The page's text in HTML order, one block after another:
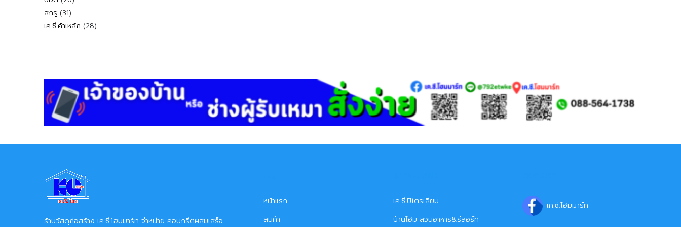
สกรู 3131
สินค้า
เค.ซี.ค้าเหล้ก 2828
ร้านวัสดุก่อสร้าง เค.ซี.โฮมมาร์ท จำหน่าย คอนกรีตผสมเสร็จ
หน้าแรก
สินค้า
เค.ซี.ปิโตรเลียม
บ้านโฮม สวนอาหาร&รีสอร์ท
เค.ซี.โฮมมาร์ท